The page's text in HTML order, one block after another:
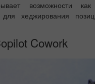
возможности
для хеджирования
Cowork